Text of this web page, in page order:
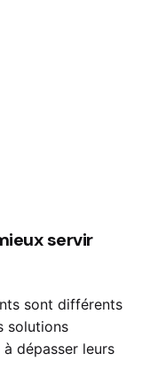
servir
sont différents
solutions
dépasser leurs